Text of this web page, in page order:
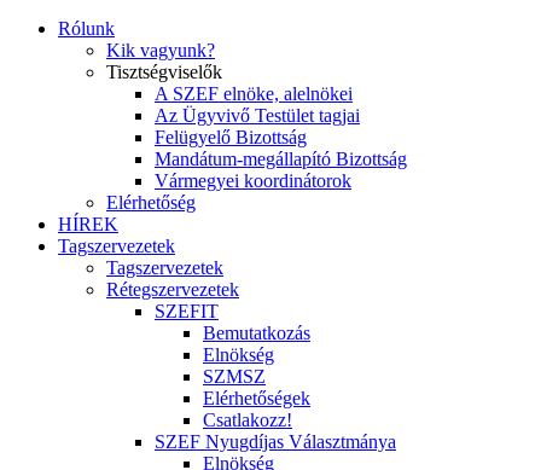
Rólunk
Kik vagyunk?
Tisztségviselők
A SZEF elnöke, alelnökei
Az Ügyvivő Testület tagjai
Felügyelő Bizottság
Mandátum-megállapító Bizottság
Vármegyei koordinátorok
Elérhetőség
HÍREK
Tagszervezetek
Tagszervezetek
Rétegszervezetek
SZEFIT
Bemutatkozás
Elnökség
SZMSZ
Elérhetőségek
Csatlakozz!
SZEF Nyugdíjas Választmánya
Elnökség